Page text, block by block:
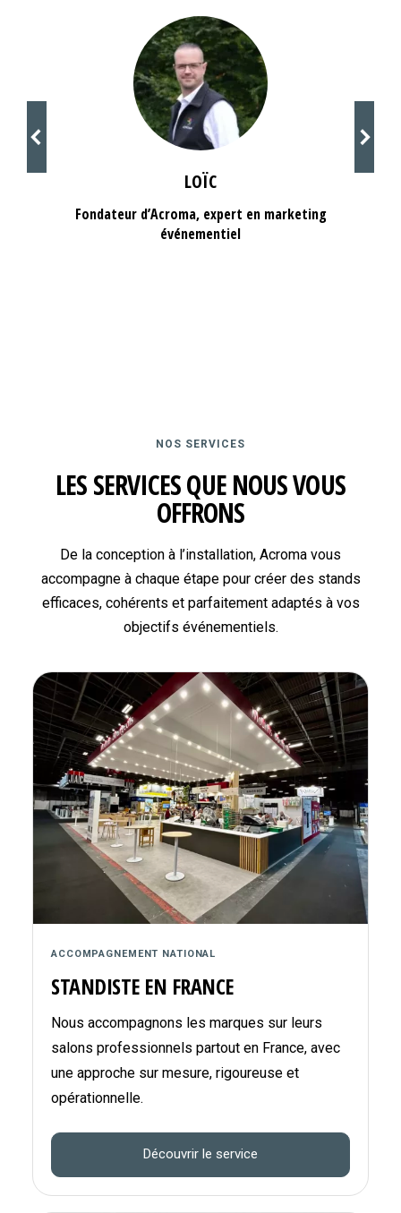
LOÏC
Fondateur d’Acroma, expert en marketing
événementiel
NOS SERVICES
LES SERVICES QUE NOUS VOUS
OFFRONS
De la conception à l’installation, Acroma vous
accompagne à chaque étape pour créer des stands
efficaces, cohérents et parfaitement adaptés à vos
objectifs événementiels.
ACCOMPAGNEMENT NATIONAL
STANDISTE EN FRANCE
Nous accompagnons les marques sur leurs
salons professionnels partout en France, avec
une approche sur mesure, rigoureuse et
opérationnelle.
Découvrir le service